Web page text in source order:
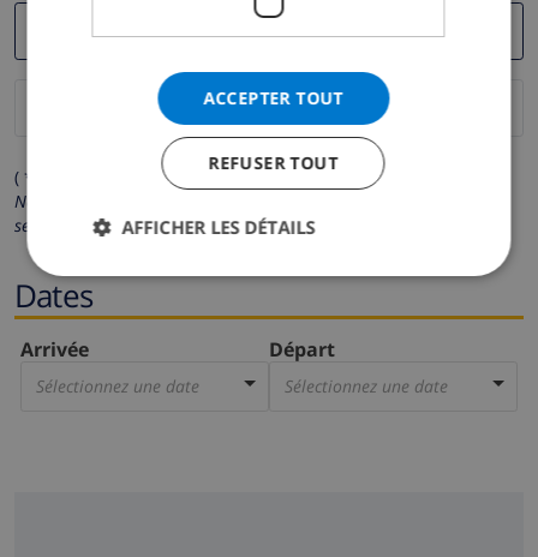
( * Les champs avec un astérisque sont obligatoires )
Nous respectons votre vie privée.
seront pas communiquées à des tiers.
Dates
Arrivée
Sélectionnez une date
Départ
Sélectionnez une date
ACCEPTER TOUT
REFUSER TOUT
AFFICHER LES DÉTAILS